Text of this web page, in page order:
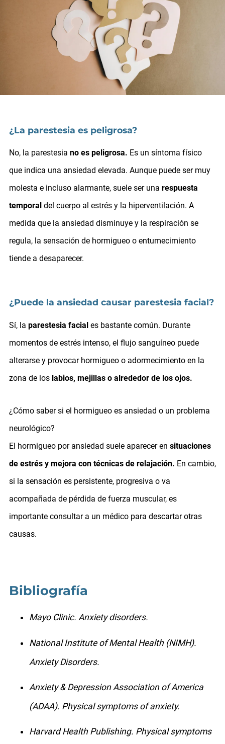
¿La parestesia es peligrosa?
No, la parestesia no es peligrosa. Es un síntoma físico
que indica una ansiedad elevada. Aunque puede ser muy
molesta e incluso alarmante, suele ser una respuesta
temporal del cuerpo al estrés y la hiperventilación. A
medida que la ansiedad disminuye y la respiración se
regula, la sensación de hormigueo o entumecimiento
tiende a desaparecer.
¿Puede la ansiedad causar parestesia facial?
Sí, la parestesia faciales bastante común. Durante
momentos de estrés intenso, el flujo sanguíneo puede
alterarse y provocar hormigueo o adormecimiento en la
zona de los labios, mejillas o alrededor de los ojos.
¿Cómo saber si el hormigueo es ansiedad o un problema
neurológico?
El hormigueo por ansiedad suele aparecer en situaciones
de estrés y mejora con técnicas de relajación. En cambio,
si la sensación es persistente, progresiva o va
acompañada de pérdida de fuerza muscular, es
importante consultar a un médico para descartar otras
causas.
Bibliografía
Mayo Clinic. Anxiety disorders.
National Institute of Mental Health (NIMH).
Anxiety Disorders.
Anxiety & Depression Association of America
(ADAA). Physical symptoms of anxiety.
Harvard Health Publishing. Physical symptoms